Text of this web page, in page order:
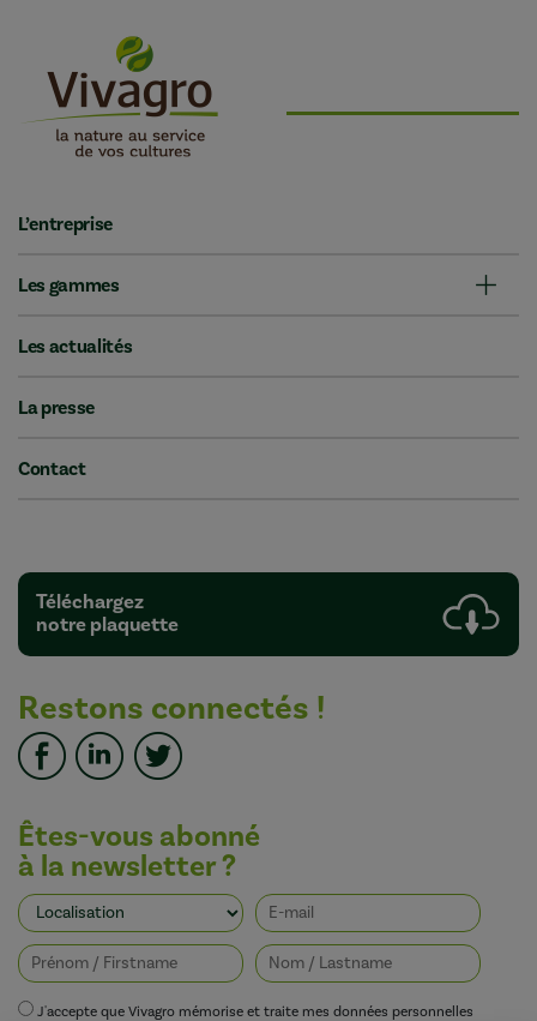
L’entreprise
Les gammes
Les actualités
La presse
Contact
Téléchargez
notre plaquette
Restons connectés !
Êtes-vous abonné
à la newsletter ?
J'accepte que Vivagro mémorise et traite mes données personnelles